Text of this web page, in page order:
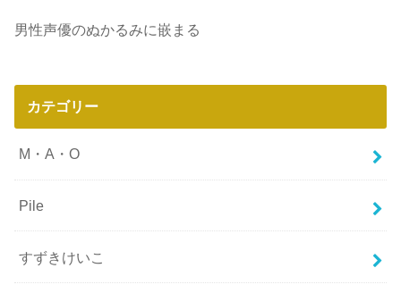
男性声優のぬかるみに嵌まる
カテゴリー
M・A・O
Pile
すずきけいこ